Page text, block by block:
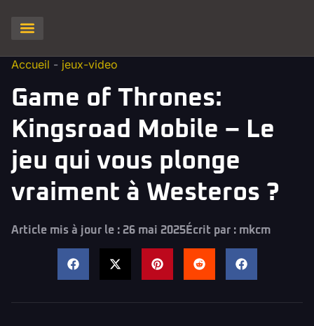
Accueil - jeux-video
Game of Thrones:
Kingsroad Mobile – Le
jeu qui vous plonge
vraiment à Westeros ?
Article mis à jour le : 26 mai 2025Écrit par : mkcm